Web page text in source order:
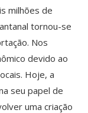
milhões de
tornou-se
Nos
devido ao
Hoje, a
seu papel de
uma criação